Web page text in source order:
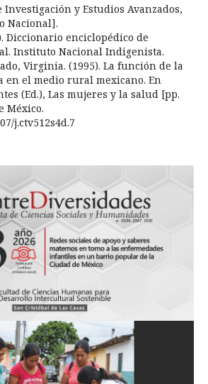
y Estudios Avanzados,
Nacional].
Diccionario enciclopédico de
Instituto Nacional Indigenista.
Virginia. (1995). La función de la
en el medio rural mexicano. En
(Ed.), Las mujeres y la salud [pp.
México.
j.ctv512s4d.7